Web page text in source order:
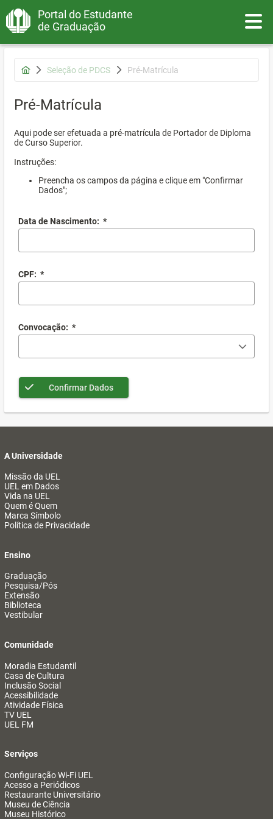
Portal do Estudante
de Graduação
Seleção de PDCS Pré-Matrícula
Pré-Matrícula
Aqui pode ser efetuada a pré-matrícula de Portador de Diploma
de Curso Superior.
Instruções:
Preencha os campos da página e clique em "Confirmar
Dados";
Data de Nascimento: *
CPF: *
Convocação: *
Confirmar Dados
A Universidade
Missão da UEL
UEL em Dados
Vida na UEL
Quem é Quem
Marca Símbolo
Política de Privacidade
Ensino
Graduação
Pesquisa/Pós
Extensão
Biblioteca
Vestibular
Comunidade
Moradia Estudantil
Casa de Cultura
Inclusão Social
Acessibilidade
Atividade Física
TV UEL
UEL FM
Serviços
Configuração Wi-Fi UEL
Acesso a Periódicos
Restaurante Universitário
Museu de Ciência
Museu Histórico